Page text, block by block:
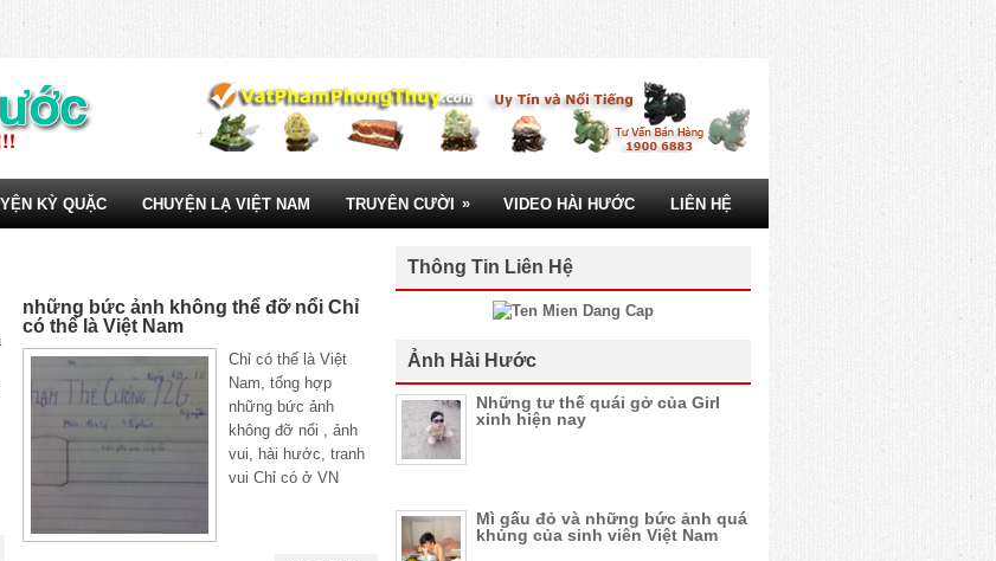
KỲ QUẶC CHUYỆN LẠ VIỆT NAM TRUYÊN CƯỜI » VIDEO HÀI HƯỚC LIÊN HỆ
những bức ảnh không thể đỡ nổi Chỉ
có thể là Việt Nam
Chỉ có thể là Việt
Nam, tổng hợp
những bức ảnh
không đỡ nổi , ảnh
vui, hài hước, tranh
vui Chỉ có ở VN
Thông Tin Liên Hệ
Ảnh Hài Hước
Những tư thế quái gở của Girl
xinh hiện nay
Mì gấu đỏ và những bức ảnh quá
khủng của sinh viên Việt Nam